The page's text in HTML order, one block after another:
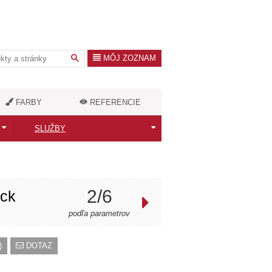
MÔJ ZOZNAM
FARBY REFERENCIE
SLUŽBY
Konfigurátor
Služby architekta
2/6
podľa parametrov
DOTAZ